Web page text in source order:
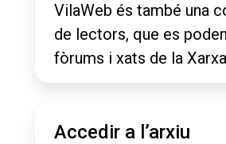
VilaWeb és també una
de lectors, que es
fòrums i xats de la
Accedir a l’arxiu